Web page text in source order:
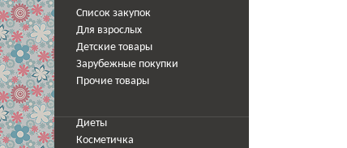
Список закупок
Для взрослых
Детские товары
Зарубежные покупки
Прочие товары
Диеты
Косметичка